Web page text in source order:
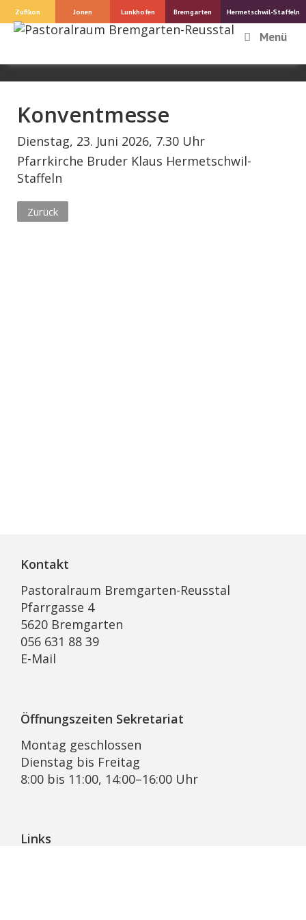
Springe
zum
Zufikon Jonen Lunkhofen Bremgarten Hermetschwil-Staffeln
Menü
Konventmesse
Dienstag, 23. Juni 2026, 7.30 Uhr
Pfarrkirche Bruder Klaus Hermetschwil-
Staffeln
Zurück
Kontakt
Pastoralraum Bremgarten-Reusstal
Pfarrgasse 4
5620 Bremgarten
056 631 88 39
E-Mail
Öffnungszeiten Sekretariat
Montag geschlossen
Dienstag bis Freitag
8:00 bis 11:00, 14:00–16:00 Uhr
Links